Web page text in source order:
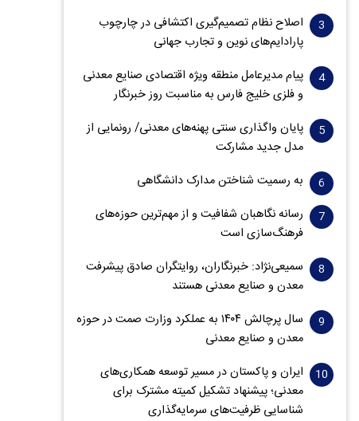
اصلاح نظام تصمیم‌گیری اکتشافی در چارچوب
پارادایم‌های نوین و تجارب جهانی
پیام مدیرعامل منطقه ویژه اقتصادی صنایع معدنی
و فلزی خلیج فارس به مناسبت روز خبرنگار‌
پایان واگذاری‌ سنتی پهنه‌های معدنی/ رونمایی از
مدل جدید مشارکت
به رسمیت شناختن مدارک دانشگاهی
رسانه نگاهبان شفافیت و از مهم‌ترین حوزه‌های
فرهنگ‌سازی است
سمیعی‌نژاد: خبرنگاران، روایتگران صادق پیشرفت
معدن و صنایع معدنی هستند
سال پرچالش ۱۴۰۴ به عملکرد وزارت صمت در حوزه
معدن و صنایع معدنی
ایران و پاکستان در مسیر توسعه همکاری‌های
معدنی؛ پیشنهاد تشکیل کمیته مشترک برای
شناسایی ظرفیت‌های سرمایه‌گذاری